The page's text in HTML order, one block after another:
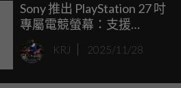
Sony 推出 PlayStation 27 吋
專屬電競螢幕：支援
DualSense 充電掛鉤、PS5
120Hz、PC 240Hz，2026
KRJ 2025/11/28